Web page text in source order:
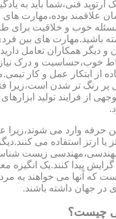
ارتوپد فنی،شما باید به
علاقمند بوده،مهارت
خوب و خلاقیت برای
باشید.مهارت های بین
و دیگر همکاران تعامل
خوب،حساسیت و درک
پر رنگ تر شدن است،زیرا
از فرایند تولید
حرفه وارد می شوند،زیرا
یا ارتز استفاده می
مهندسی،مهندسی زیست
پیدا کنند.یک انگیزه
که آنها می خواهند به
در جهان داشته باشند.
چیست؟